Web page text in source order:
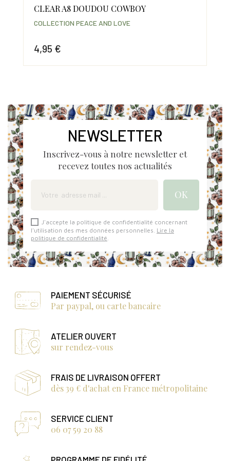
CLEAR A8 DOUDOU COWBOY
4,95 €
COLLECTION PEACE AND LOVE
NEWSLETTER
Inscrivez-vous à notre newsletter et
recevez toutes nos actualités
J'accepte la politique de confidentialité concernant
l'utilisation des mes données personnelles. Lire la
politique de confidentialité.
PAIEMENT SÉCURISÉ
Par paypal, ou carte bancaire
ATELIER OUVERT
sur rendez-vous
FRAIS DE LIVRAISON OFFERT
dès 39 € d'achat en France métropolitaine
SERVICE CLIENT
06 07 59 20 88